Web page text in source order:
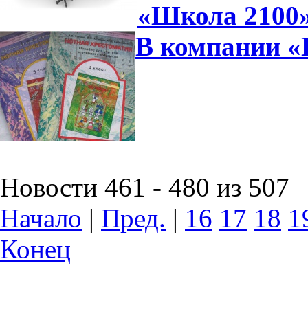
«Школа
В компании
Новости 461 - 480 из 507
Начало | Пред. | 16 17 18
Конец